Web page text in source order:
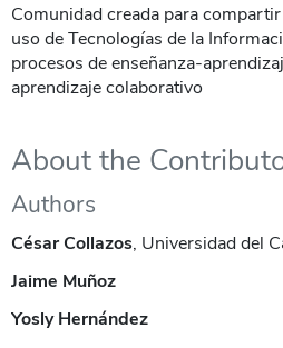
Comunidad creada para
uso de Tecnologías de la
procesos de enseñanza-
aprendizaje colaborativo
About the
Authors
César Collazos, Universidad del
Jaime Muñoz
Yosly Hernández